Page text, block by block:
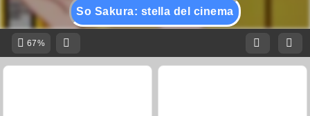
So Sakura: stella del cinema
67%